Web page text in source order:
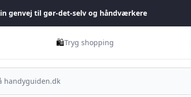
genvej til gør-det-selv og håndværkere
🛍️Tryg shopping